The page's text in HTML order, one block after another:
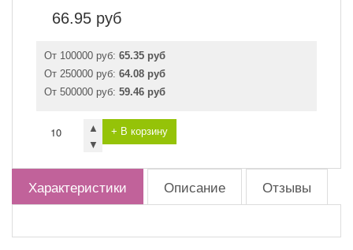
66.95 руб
От 100000 руб: 65.35 руб
От 250000 руб: 64.08 руб
От 500000 руб: 59.46 руб
▲
▼
+ В корзину
Характеристики Описание Отзывы